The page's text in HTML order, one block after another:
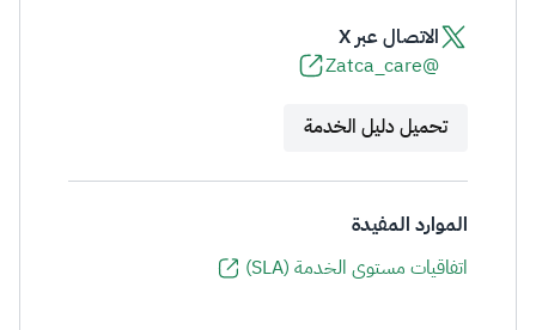
الاتصال عبر X
@Zatca_care
تحميل دليل الخدمة
الموارد المفيدة
اتفاقيات مستوى الخدمة (SLA)